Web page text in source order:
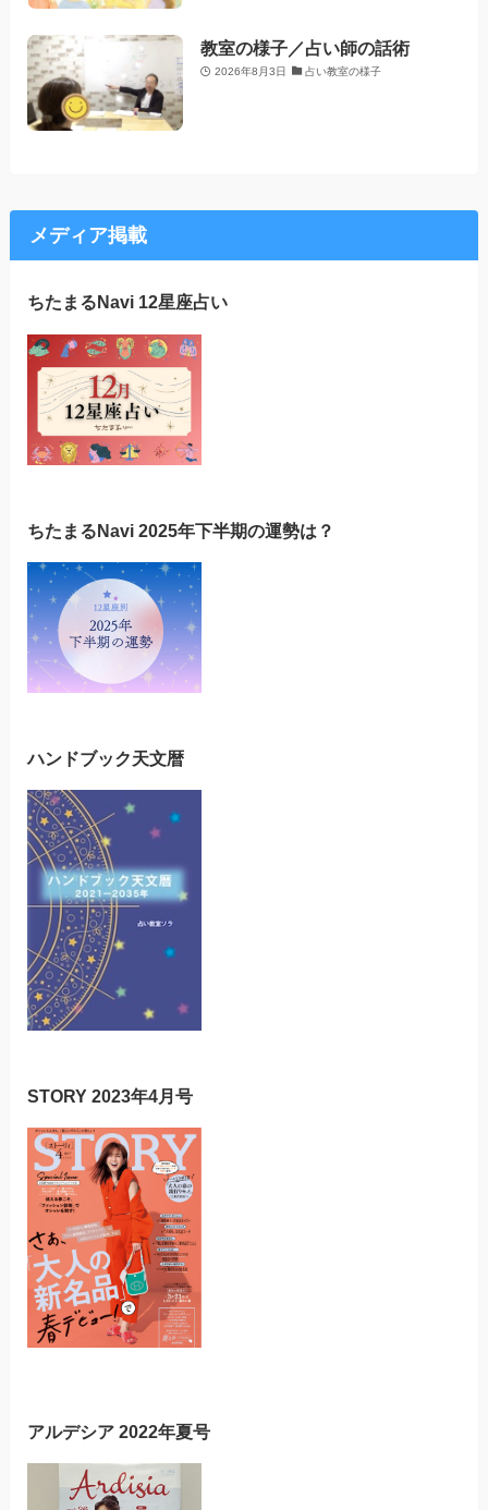
教室の様子／占い師の話術
2026年8月3日 占い教室の様子
メディア掲載
ちたまるNavi 12星座占い
ちたまるNavi 2025年下半期の運勢は？
ハンドブック天文暦
STORY 2023年4月号
アルデシア 2022年夏号